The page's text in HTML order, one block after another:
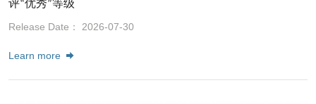
评“优秀”等级
Release Date： 2026-07-30
Learn more